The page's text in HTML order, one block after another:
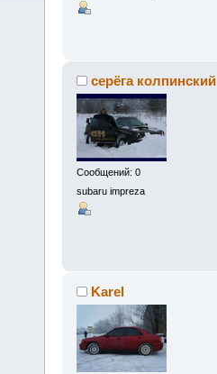
серёга колпинский
Сообщений: 0
subaru impreza
Karel